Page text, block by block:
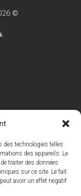
des technologies telles
des appareils. Le
traiter des données
sur ce site. Le fait
avoir un effet négatif
©